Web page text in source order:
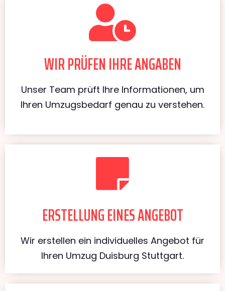
WIR PRÜFEN IHRE ANGABEN
Unser Team prüft Ihre Informationen, um
Ihren Umzugsbedarf genau zu verstehen.
ERSTELLUNG EINES ANGEBOT
Wir erstellen ein individuelles Angebot für
Ihren Umzug Duisburg Stuttgart.